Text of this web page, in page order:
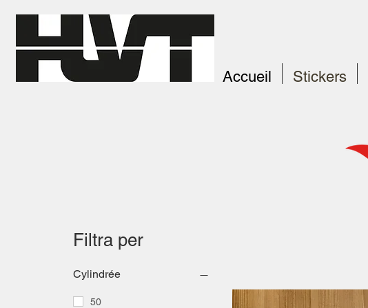
Accueil Stickers
Filtra per
Cylindrée
50